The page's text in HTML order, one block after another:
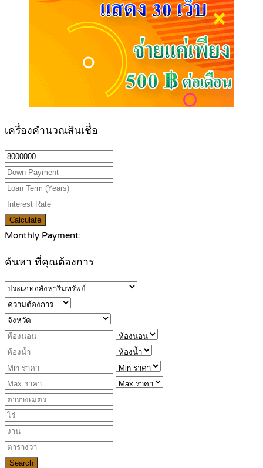
เครื่องคำนวณสินเชื่อ
Calculate
Monthly Payment:
ค้นหา ที่คุณต้องการ
Search